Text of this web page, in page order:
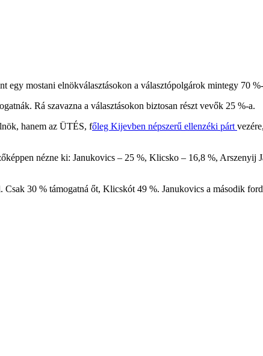
mostani elnökválasztásokon a választópolgárok mintegy 70
Rá szavazna a választásokon biztosan részt vevők 25 %-a.
hanem az ÜTÉS, főleg Kijevben népszerű ellenzéki párt
nézne ki: Janukovics – 25 %, Klicsko – 16,8 %, Arszenyij
30 % támogatná őt, Klicskót 49 %. Janukovics a második